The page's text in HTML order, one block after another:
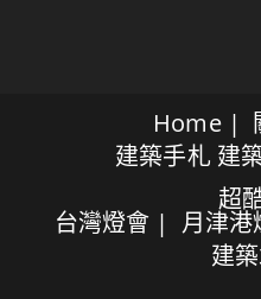
Home
建築手札 建
超
台灣燈會 月津港
建